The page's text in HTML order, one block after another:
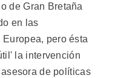
de Gran Bretaña
en las
pero ésta
la intervención
de políticas